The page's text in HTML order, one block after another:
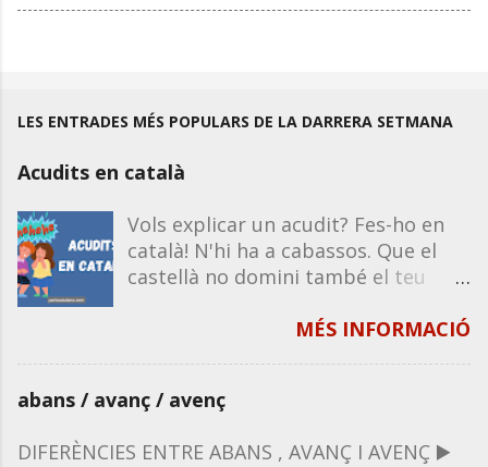
LES ENTRADES MÉS POPULARS DE LA DARRERA SETMANA
Acudits en català
Vols explicar un acudit? Fes-ho en
català! N'hi ha a cabassos. Que el
castellà no domini també el teu
d'acudits funcionen igual en castellà
significats propis de la llengua. Per
pots explicar en català. A
MÉS INFORMACIÓ
abans / avanç / avenç
DIFERÈNCIES ENTRE ABANS , AVANÇ I AVENÇ ▶️